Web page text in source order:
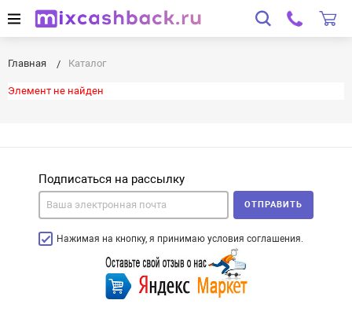
Главная Каталог
Элемент не найден
Подписаться на рассылку
Нажимая на кнопку, я принимаю условия соглашения.
ОТПРАВИТЬ